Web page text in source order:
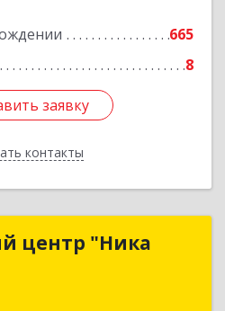
665
8
заявку
контакты
заявку
Назад
центр "Ника
центр "Ника